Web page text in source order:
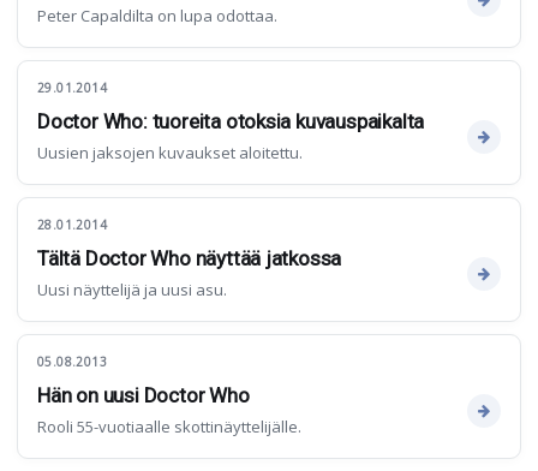
Peter Capaldilta on lupa odottaa.
29.01.2014
Doctor Who: tuoreita otoksia kuvauspaikalta
Uusien jaksojen kuvaukset aloitettu.
28.01.2014
Tältä Doctor Who näyttää jatkossa
Uusi näyttelijä ja uusi asu.
05.08.2013
Hän on uusi Doctor Who
Rooli 55-vuotiaalle skottinäyttelijälle.